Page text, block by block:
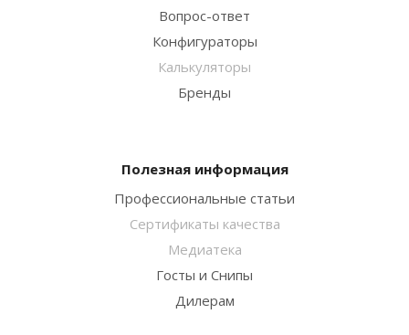
Вопрос-ответ
Конфигураторы
Калькуляторы
Бренды
Полезная информация
Профессиональные статьи
Сертификаты качества
Медиатека
Госты и Снипы
Дилерам